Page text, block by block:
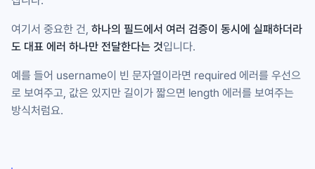
여기서 중요한 건, 하나의 필드에서 여러 검증이 동시에 실패하더라
도 대표 에러 하나만 전달한다는 것입니다.
예를 들어 username이 빈 문자열이라면 required 에러를 우선으
로 보여주고, 값은 있지만 길이가 짧으면 length 에러를 보여주는
방식처럼요.